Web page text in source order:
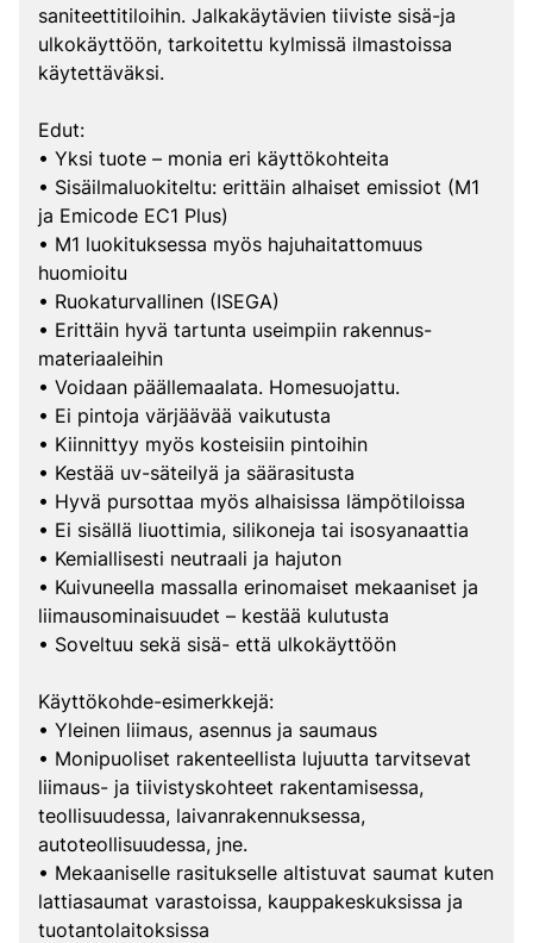
saniteettitiloihin. Jalkakäytävien tiiviste sisä-ja
ulkokäyttöön, tarkoitettu kylmissä ilmastoissa
käytettäväksi.
Edut:
• Yksi tuote – monia eri käyttökohteita
• Sisäilmaluokiteltu: erittäin alhaiset emissiot (M1
ja Emicode EC1 Plus)
• M1 luokituksessa myös hajuhaitattomuus
huomioitu
• Ruokaturvallinen (ISEGA)
• Erittäin hyvä tartunta useimpiin rakennus-
materiaaleihin
• Voidaan päällemaalata. Homesuojattu.
• Ei pintoja värjäävää vaikutusta
• Kiinnittyy myös kosteisiin pintoihin
• Kestää uv-säteilyä ja säärasitusta
• Hyvä pursottaa myös alhaisissa lämpötiloissa
• Ei sisällä liuottimia, silikoneja tai isosyanaattia
• Kemiallisesti neutraali ja hajuton
• Kuivuneella massalla erinomaiset mekaaniset ja
liimausominaisuudet – kestää kulutusta
• Soveltuu sekä sisä- että ulkokäyttöön
Käyttökohde-esimerkkejä:
• Yleinen liimaus, asennus ja saumaus
• Monipuoliset rakenteellista lujuutta tarvitsevat
liimaus- ja tiivistyskohteet rakentamisessa,
teollisuudessa, laivanrakennuksessa,
autoteollisuudessa, jne.
• Mekaaniselle rasitukselle altistuvat saumat kuten
lattiasaumat varastoissa, kauppakeskuksissa ja
tuotantolaitoksissa